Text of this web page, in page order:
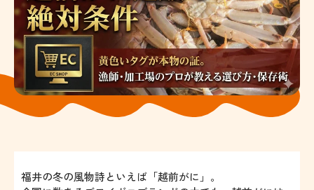
福井の冬の風物詩といえば「越前がに」。